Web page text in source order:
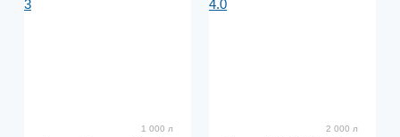
1 000 л 2 000 л